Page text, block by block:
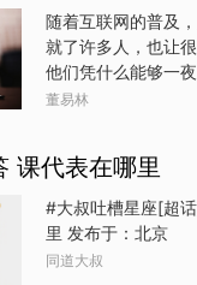
显，你在工作或者
追求完美，自11月
月6日离开天蝎的第
6日就开始逆行，并
随着互联网的普及
就了许多人，也让
他们凭什么能够一
有一部分原因是运
间就是我们所说的
个人的命运在出生
运的信息。关于人
种形式，这是大运
都是不一样的，一
董易林
课代表在哪里
#大叔吐槽星座[超
里 发布于：北京
同道大叔